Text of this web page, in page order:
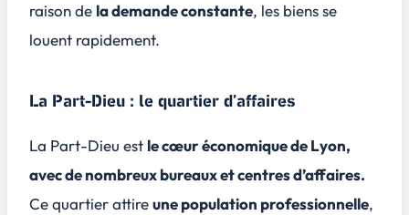
raison de la demande constante, les biens se
louent rapidement.
La Part-Dieu : le quartier d’affaires
La Part-Dieu est le cœur économique de Lyon,
avec de nombreux bureaux et centres d’affaires.
Ce quartier attireune population professionnelle,